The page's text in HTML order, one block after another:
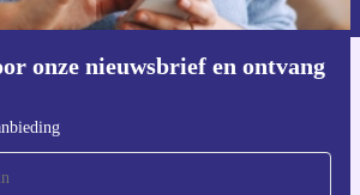
onze nieuwsbrief en ontvang